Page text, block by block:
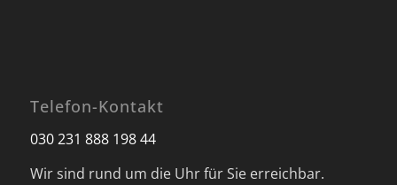
Telefon-Kontakt
030 231 888 198 44
Wir sind rund um die Uhr für Sie erreichbar.